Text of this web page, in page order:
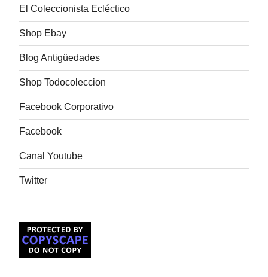
El Coleccionista Ecléctico
Shop Ebay
Blog Antigüedades
Shop Todocoleccion
Facebook Corporativo
Facebook
Canal Youtube
Twitter